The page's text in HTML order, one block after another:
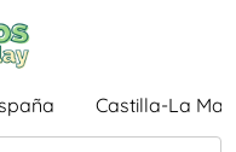
Castilla-La